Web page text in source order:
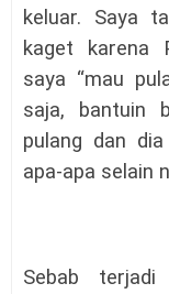
keluar. Saya
kaget karena
saya “mau
saja, bantuin
pulang dan
apa-apa selain
Sebab